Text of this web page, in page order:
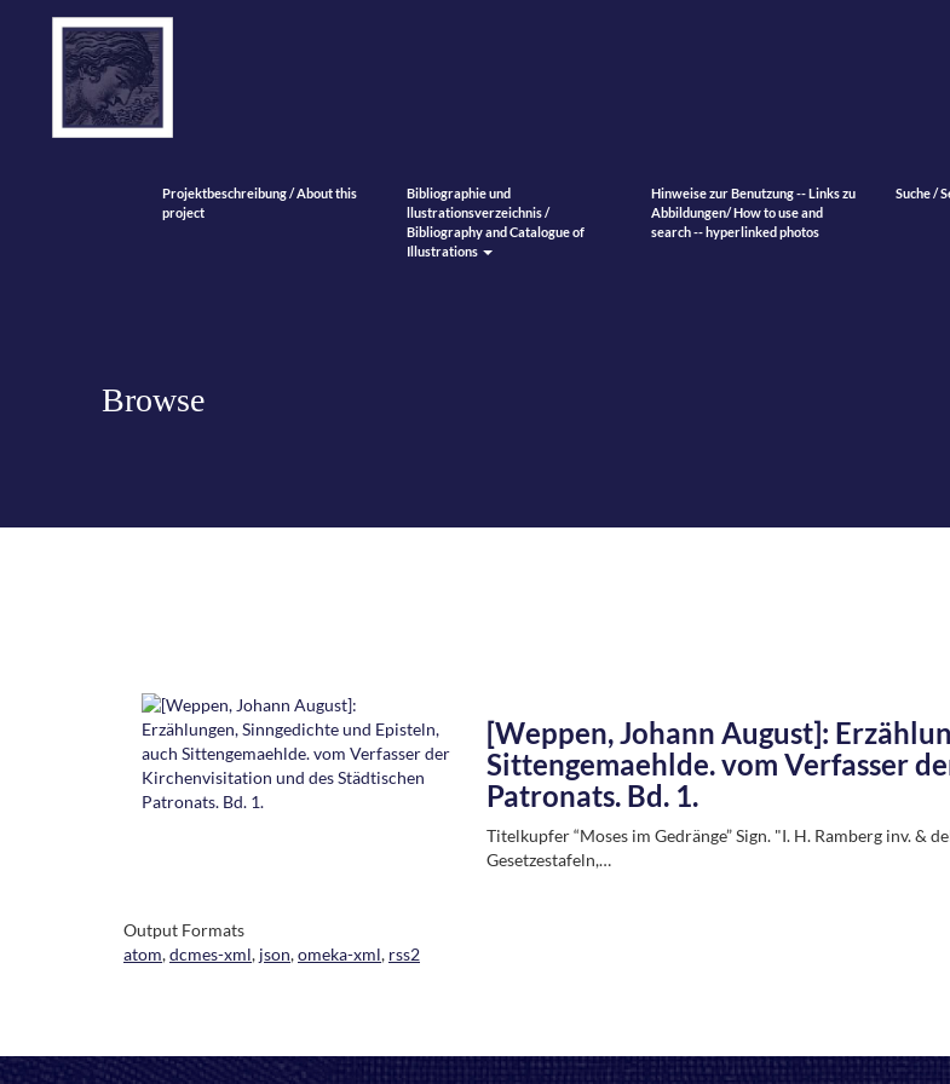
Projektbeschreibung / About this
project
Bibliographie und
llustrationsverzeichnis /
Bibliography and Catalogue of
Illustrations
Hinweise zur Benutzung -- Links zu
Abbildungen/ How to use and
search -- hyperlinked photos
Suche /
Browse
[Weppen, Johann August]:
Sittengemaehlde. vom Verfasser
Patronats. Bd. 1.
Titelkupfer “Moses im Gedränge” Sign. "I. H. Ramberg inv. &
Gesetzestafeln,…
Output Formats
atom,dcmes-xml, json,omeka-xml, rss2